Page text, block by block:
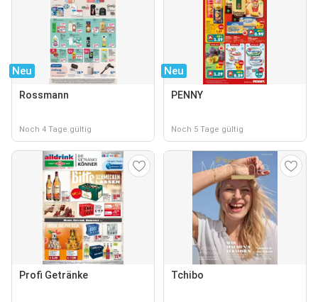
Neu
Rossmann
Noch 4 Tage gültig
Neu
PENNY
Noch 5 Tage gültig
Profi Getränke Tchibo